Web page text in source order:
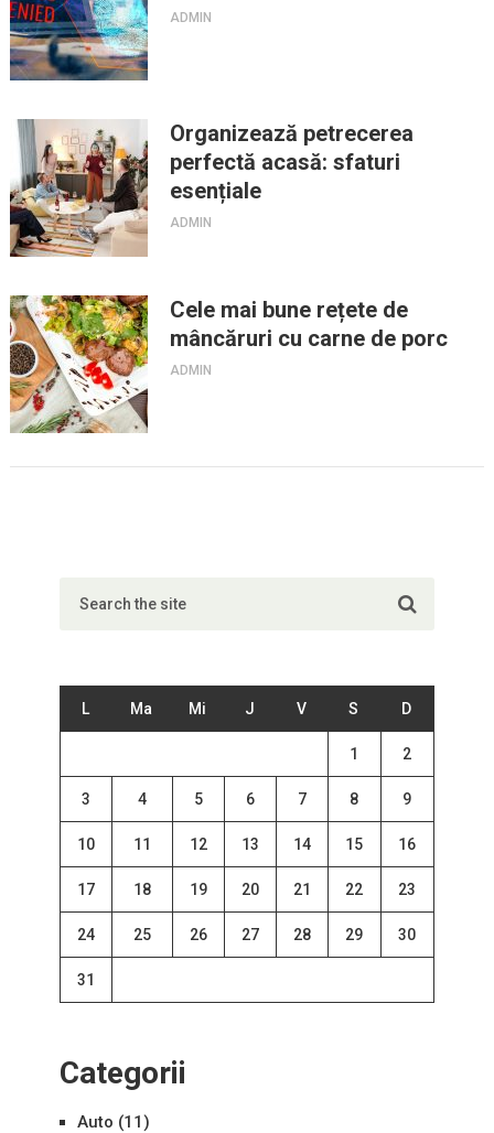
ADMIN
Organizează petrecerea
perfectă acasă: sfaturi
esențiale
ADMIN
Cele mai bune rețete de
mâncăruri cu carne de porc
ADMIN
L Ma Mi J V S D
1 2
3 4 5 6 7 8 9
10 11 12 13 14 15 16
17 18 19 20 21 22 23
24 25 26 27 28 29 30
31
Categorii
Auto (11)